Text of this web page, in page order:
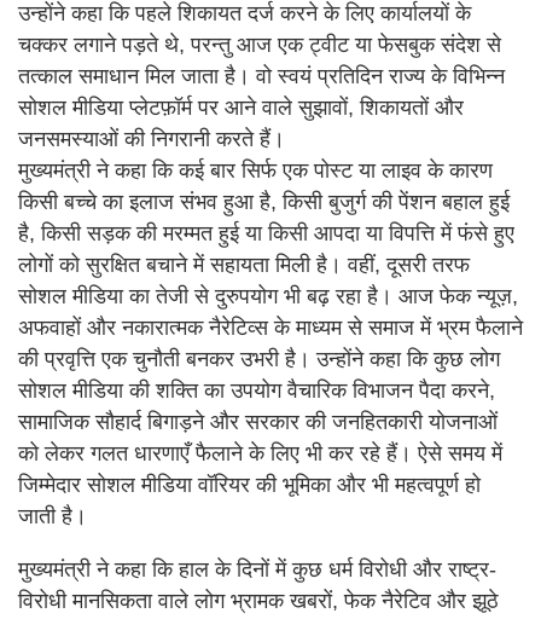
उन्होंने कहा कि पहले शिकायत दर्ज करने के लिए कार्यालयों के
चक्कर लगाने पड़ते थे, परन्तु आज एक ट्वीट या फेसबुक संदेश से
तत्काल समाधान मिल जाता है। वो स्वयं प्रतिदिन राज्य के विभिन्न
सोशल मीडिया प्लेटफ़ॉर्म पर आने वाले सुझावों, शिकायतों और
जनसमस्याओं की निगरानी करते हैं।
मुख्यमंत्री ने कहा कि कई बार सिर्फ एक पोस्ट या लाइव के कारण
किसी बच्चे का इलाज संभव हुआ है, किसी बुजुर्ग की पेंशन बहाल हुई
है, किसी सड़क की मरम्मत हुई या किसी आपदा या विपत्ति में फंसे हुए
लोगों को सुरक्षित बचाने में सहायता मिली है। वहीं, दूसरी तरफ
सोशल मीडिया का तेजी से दुरुपयोग भी बढ़ रहा है। आज फेक न्यूज़,
अफवाहों और नकारात्मक नैरेटिव्स के माध्यम से समाज में भ्रम फैलाने
की प्रवृत्ति एक चुनौती बनकर उभरी है। उन्होंने कहा कि कुछ लोग
सोशल मीडिया की शक्ति का उपयोग वैचारिक विभाजन पैदा करने,
सामाजिक सौहार्द बिगाड़ने और सरकार की जनहितकारी योजनाओं
को लेकर गलत धारणाएँ फैलाने के लिए भी कर रहे हैं। ऐसे समय में
जिम्मेदार सोशल मीडिया वॉरियर की भूमिका और भी महत्वपूर्ण हो
जाती है।
मुख्यमंत्री ने कहा कि हाल के दिनों में कुछ धर्म विरोधी और राष्ट्र-
विरोधी मानसिकता वाले लोग भ्रामक खबरों, फेक नैरेटिव और झूठे